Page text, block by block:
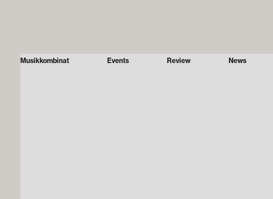
Musikkombinat Events Review News